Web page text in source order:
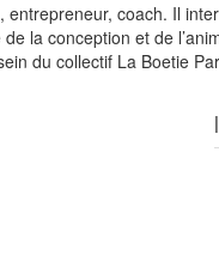
coach. Il
la conception et de
du collectif La Boetie